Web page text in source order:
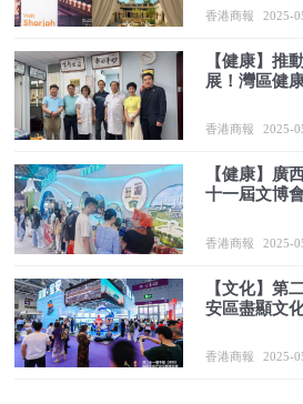
香港商報 2025-
【健康】推
展！灣區健
香港商報 2025-
【健康】廣
十一屆文博
香港商報 2025-
【文化】第
安區盡顯文
香港商報 2025-